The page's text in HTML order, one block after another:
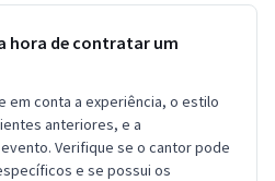
hora de contratar um
em conta a experiência, o estilo
anteriores, e a
Verifique se o cantor pode
e se possui os